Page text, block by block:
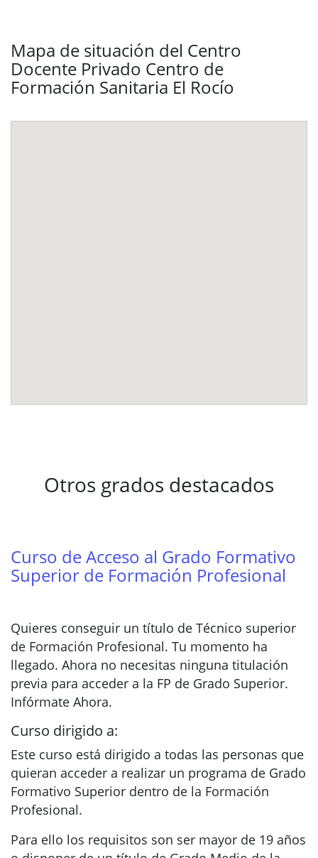
Mapa de situación del Centro
Docente Privado Centro de
Formación Sanitaria El Rocío
Otros grados destacados
Curso de Acceso al Grado Formativo
Superior de Formación Profesional
Quieres conseguir un título de Técnico superior
de Formación Profesional. Tu momento ha
llegado. Ahora no necesitas ninguna titulación
previa para acceder a la FP de Grado Superior.
Infórmate Ahora.
Curso dirigido a:
Este curso está dirigido a todas las personas que
quieran acceder a realizar un programa de Grado
Formativo Superior dentro de la Formación
Profesional.
Para ello los requisitos son ser mayor de 19 años